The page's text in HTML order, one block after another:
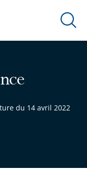
Ouvrir
du 14 avril 2022